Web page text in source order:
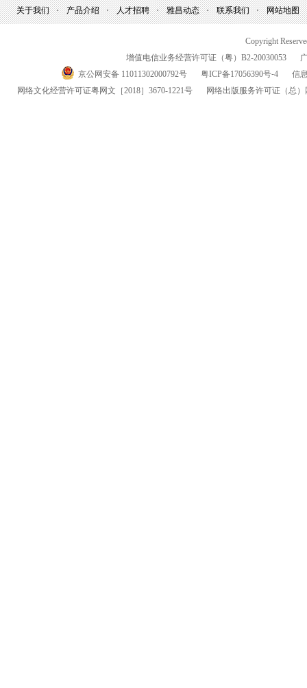
关于我们 产品介绍 人才招聘 雅昌动态 联系我们 网站地图
Copyright
增值电信业务经营许可证（粤） B2-20030053
京公网安备 11011302000792号
粤ICP备17056390号-4
信
网络文化经营许可证粤网文 ［2018］3670-1221号 网络出版服务许可证 （总